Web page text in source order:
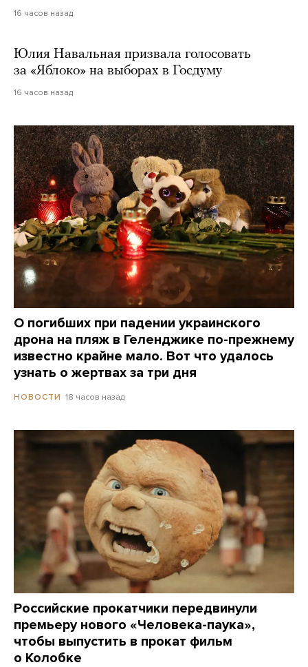
16 часов назад
Юлия Навальная призвала голосовать
за «Яблоко» на выборах в Госдуму
16 часов назад
О погибших при падении украинского
дрона на пляж в Геленджике по-прежнему
известно крайне мало. Вот что удалось
узнать о жертвах за три дня
НОВОСТИ 18 часов назад
Российские прокатчики передвинули
премьеру нового «Человека-паука»,
чтобы выпустить в прокат фильм
о Колобке